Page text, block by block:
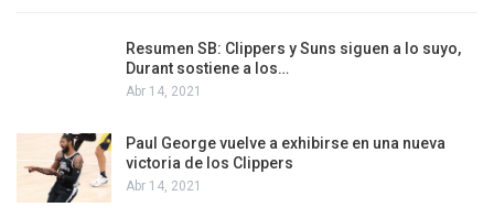
Resumen SB: Clippers y Suns siguen a lo suyo,
Durant sostiene a los…
Abr 14, 2021
Paul George vuelve a exhibirse en una nueva
victoria de los Clippers
Abr 14, 2021